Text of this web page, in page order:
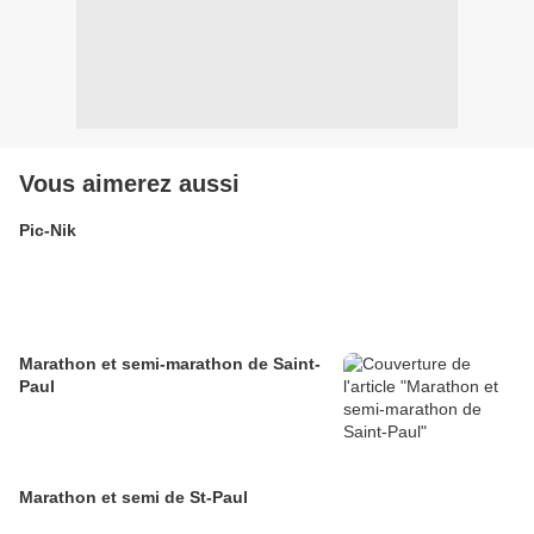
Vous aimerez aussi
Pic-Nik
Marathon et semi-marathon de Saint-
Paul
Marathon et semi de St-Paul